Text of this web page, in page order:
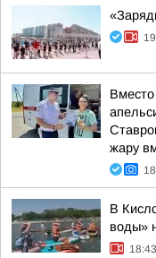
жару
В
воды»
18:43